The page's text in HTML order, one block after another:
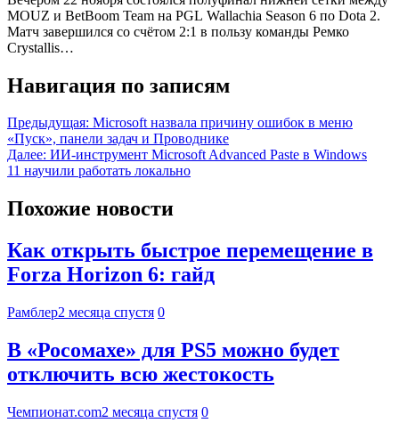
MOUZ и BetBoom Team на PGL Wallachia Season 6 по Dota 2.
Матч завершился со счётом 2:1 в пользу команды Ремко
Crystallis…
Навигация по записям
Предыдущая: Microsoft назвала причину ошибок в меню
«Пуск», панели задач и Проводнике
Далее: ИИ-инструмент Microsoft Advanced Paste в Windows
11 научили работать локально
Похожие новости
Как открыть быстрое перемещение в
Forza Horizon 6: гайд
Рамблер2 месяца спустя 0
В «Росомахе» для PS5 можно будет
отключить всю жестокость
Чемпионат.com2 месяца спустя 0